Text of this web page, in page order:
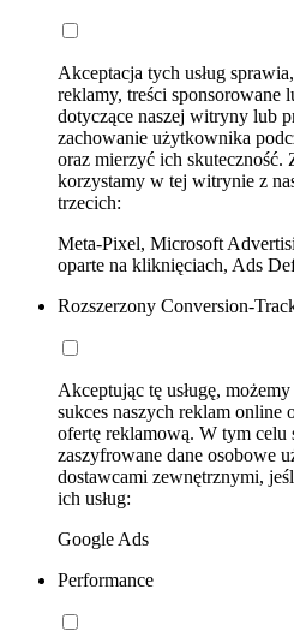
Akceptacja tych usług
reklamy, treści sponsorowane
dotyczące naszej witryny lub
zachowanie użytkownika
oraz mierzyć ich skuteczność.
korzystamy w tej witrynie z
trzecich:
Meta-Pixel, Microsoft
oparte na kliknięciach, Ads
Rozszerzony Conversion-
Akceptując tę usługę,
sukces naszych reklam online
ofertę reklamową. W tym celu
zaszyfrowane dane osobowe
dostawcami zewnętrznymi,
ich usług:
Google Ads
Performance